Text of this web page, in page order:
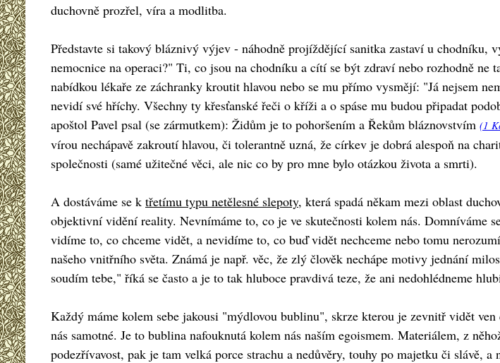
duchovně prozřel, víra a modlitba.
Představte si takový bláznivý výjev - náhodně projíždějící sanitka zastaví u chodníku,
nemocnice na operaci?" Ti, co jsou na chodníku a cítí se být zdraví nebo rozhodně
nabídkou lékaře ze záchranky kroutit hlavou nebo se mu přímo vysmějí: "Já nejsem
nevidí své hříchy. Všechny ty křesťanské řeči o kříži a o spáse mu budou připadat
apoštol Pavel psal (se zármutkem): Židům je to pohoršením a Řekům bláznovstvím (1
vírou nechápavě zakroutí hlavou, či tolerantně uzná, že církev je dobrá alespoň na
společnosti (samé užitečné věci, ale nic co by pro mne bylo otázkou života a smrti).
A dostáváme se k třetímu typu netělesné slepoty, která spadá někam mezi oblast
objektivní vidění reality. Nevnímáme to, co je ve skutečnosti kolem nás. Domníváme
vidíme to, co chceme vidět, a nevidíme to, co buď vidět nechceme nebo tomu
našeho vnitřního světa. Známá je např. věc, že zlý člověk nechápe motivy jednání
soudím tebe," říká se často a je to tak hluboce pravdivá teze, že ani nedohlédneme
Každý máme kolem sebe jakousi "mýdlovou bublinu", skrze kterou je zevnitř vidět
nás samotné. Je to bublina nafouknutá kolem nás naším egoismem. Materiálem, z
podezřívavost, pak je tam velká porce strachu a nedůvěry, touhy po majetku či slávě,